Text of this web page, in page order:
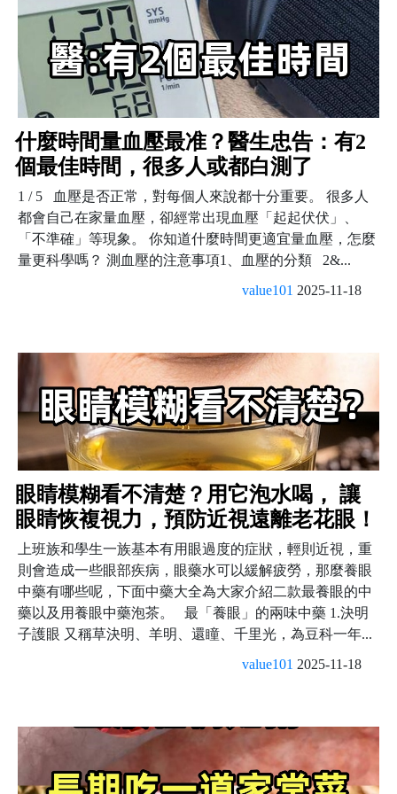
什麼時間量血壓最准？醫生忠告：有2
個最佳時間，很多人或都白測了
1 / 5 血壓是否正常，對每個人來說都十分重要。 很多人
都會自己在家量血壓，卻經常出現血壓「起起伏伏」、
「不準確」等現象。 你知道什麼時間更適宜量血壓，怎麼
量更科學嗎？ 測血壓的注意事項1、血壓的分類 2&...
value101 2025-11-18
眼睛模糊看不清楚？用它泡水喝， 讓
眼睛恢複視力，預防近視遠離老花眼！
上班族和學生一族基本有用眼過度的症狀，輕則近視，重
則會造成一些眼部疾病，眼藥水可以緩解疲勞，那麼養眼
中藥有哪些呢，下面中藥大全為大家介紹二款最養眼的中
藥以及用養眼中藥泡茶。 最「養眼」的兩味中藥 1.決明
子護眼 又稱草決明、羊明、還瞳、千里光，為豆科一年...
value101 2025-11-18